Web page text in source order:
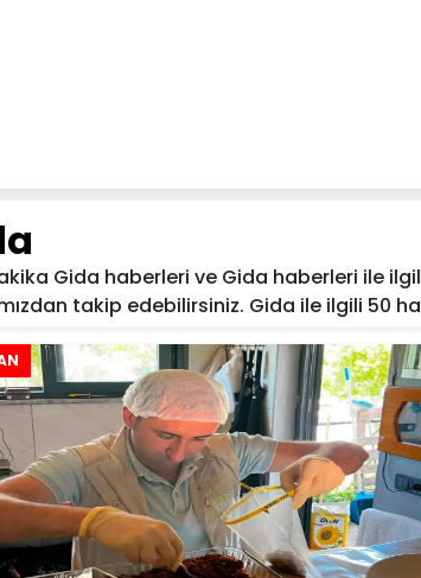
Gida haberleri ve Gida haberleri ile
takip edebilirsiniz. Gida ile ilgili 50